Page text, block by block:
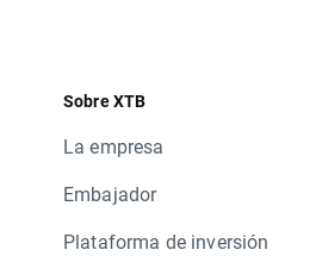
Sobre XTB
La empresa
Embajador
Plataforma de inversión